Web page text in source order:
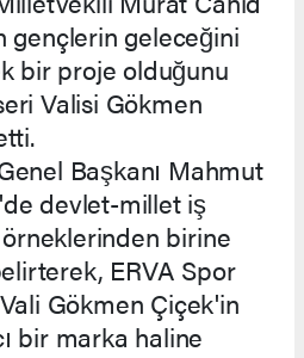
gençlerin geleceğini
bir proje olduğunu
Valisi Gökmen
Başkanı Mahmut
devlet-millet iş
birine
ERVA Spor
Gökmen Çiçek'in
bir marka haline